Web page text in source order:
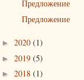
Предложение
Предложение
► 2020 (1)
► 2019 (5)
► 2018 (1)